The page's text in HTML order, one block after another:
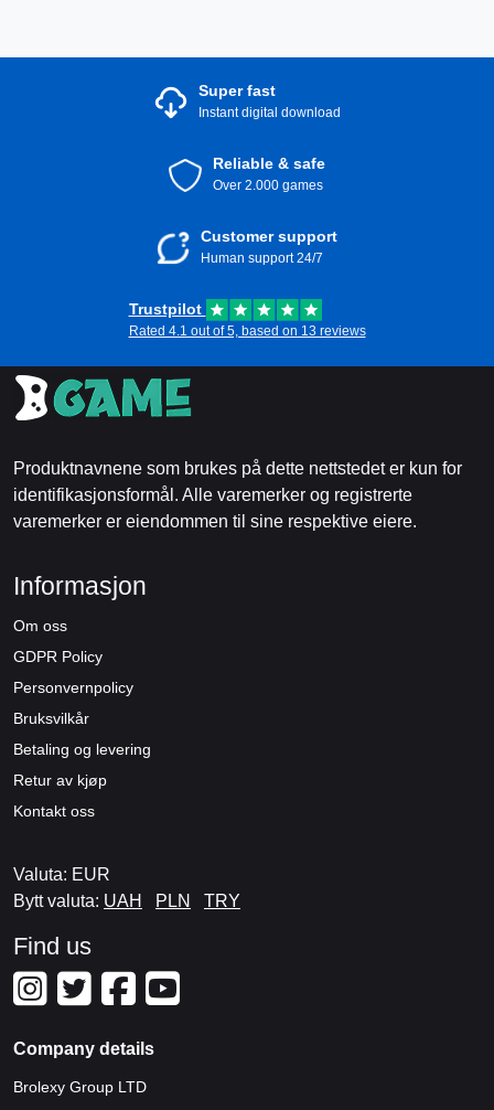
Super fast
Instant digital download
Reliable & safe
Over 2.000 games
Customer support
Human support 24/7
Trustpilot
Rated 4.1 out of 5, based on 13 reviews
Produktnavnene som brukes på dette nettstedet er kun for
identifikasjonsformål. Alle varemerker og registrerte
varemerker er eiendommen til sine respektive eiere.
Informasjon
Om oss
GDPR Policy
Personvernpolicy
Bruksvilkår
Betaling og levering
Retur av kjøp
Kontakt oss
Valuta: EUR
Bytt valuta: UAH PLN TRY
Find us
Company details
Brolexy Group LTD